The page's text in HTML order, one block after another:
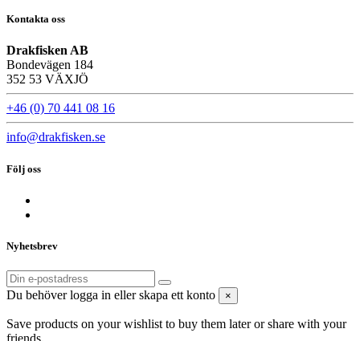
Kontakta oss
Drakfisken AB
Bondevägen 184
352 53 VÄXJÖ
+46 (0) 70 441 08 16
info@drakfisken.se
Följ oss
Nyhetsbrev
Du behöver logga in eller skapa ett konto ×
Save products on your wishlist to buy them later or share with your